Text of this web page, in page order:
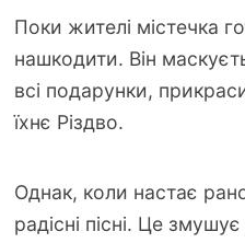
Поки жителі містечка
нашкодити. Він
всі подарунки,
їхнє Різдво.
Однак, коли настає
радісні пісні. Це